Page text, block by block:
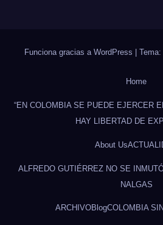
Funciona gracias a WordPress
Home
“EN COLOMBIA SE PUEDE EJERCER
HAY LIBERTAD DE
About Us
ALFREDO GUTIÉRREZ NO SE
NALGAS
ARCHIVOBlogCOLOMBIA